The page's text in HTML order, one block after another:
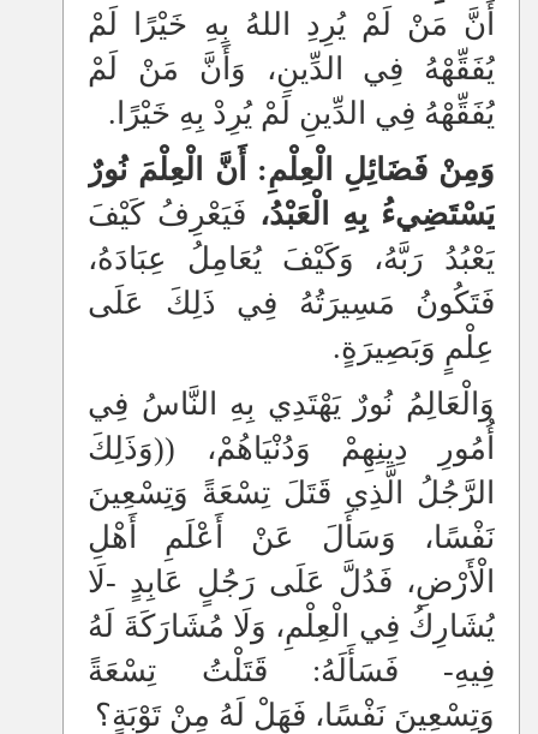
أَنَّ مَنْ لَمْ يُرِدِ اللهُ بِهِ خَيْرًا لَمْ
يُفَقِّهْهُ فِي الدِّينِ، وَأَنَّ مَنْ لَمْ
يُفَقِّهْهُ فِي الدِّينِ لَمْ يُرِدْ بِهِ خَيْرًا.
وَمِنْ فَضَائِلِ الْعِلْمِ: أَنَّ الْعِلْمَ نُورٌ
يَسْتَضِيءُ بِهِ الْعَبْدُ، فَيَعْرِفُ كَيْفَ
يَعْبُدُ رَبَّهُ، وَكَيْفَ يُعَامِلُ عِبَادَهُ،
فَتَكُونُ مَسِيرَتُهُ فِي ذَلِكَ عَلَى
عِلْمٍ وَبَصِيرَةٍ.
وَالْعَالِمُ نُورٌ يَهْتَدِي بِهِ النَّاسُ فِي
أُمُورِ دِينِهِمْ وَدُنْيَاهُمْ، ((وَذَلِكَ
الرَّجُلُ الَّذِي قَتَلَ تِسْعَةً وَتِسْعِينَ
نَفْسًا، وَسَأَلَ عَنْ أَعْلَمِ أَهْلِ
الْأَرْضِ، فَدُلَّ عَلَى رَجُلٍ عَابِدٍ -لَا
يُشَارِكُ فِي الْعِلْمِ، وَلَا مُشَارَكَةَ لَهُ
فِيهِ- فَسَأَلَهُ: قَتَلْتُ تِسْعَةً
وَتِسْعِينَ نَفْسًا، فَهَلْ لَهُ مِنْ تَوْبَةٍ؟